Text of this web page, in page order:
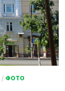
/ ФОТО